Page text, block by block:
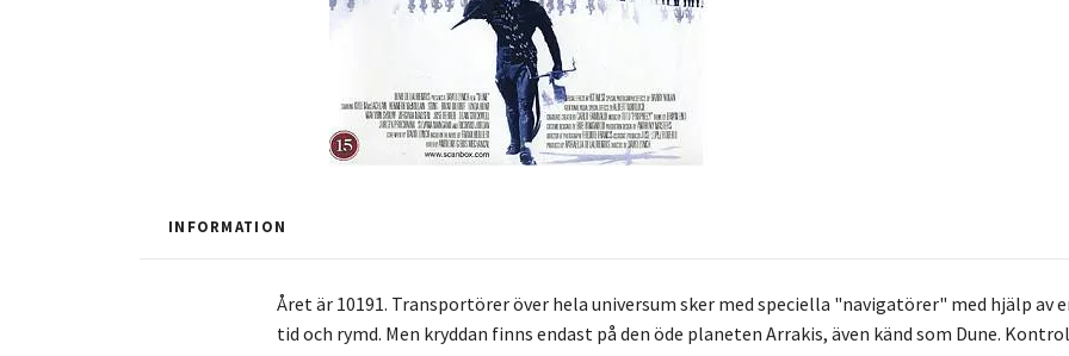
INFORMATION
Året är 10191. Transportörer över hela universum sker med speciella "navigatörer" med hjälp av
tid och rymd. Men kryddan finns endast på den öde planeten Arrakis, även känd som Dune.